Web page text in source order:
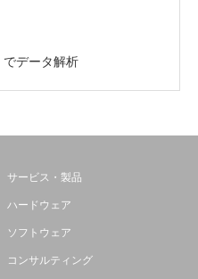
データ解析
サービス・製品
ハードウェア
ソフトウェア
コンサルティング